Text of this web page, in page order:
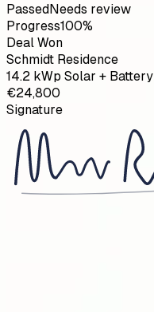
Passed Needs review
Progress100%
Deal Won
Schmidt Residence
14.2 kWp Solar + Battery
€24,800
Signature